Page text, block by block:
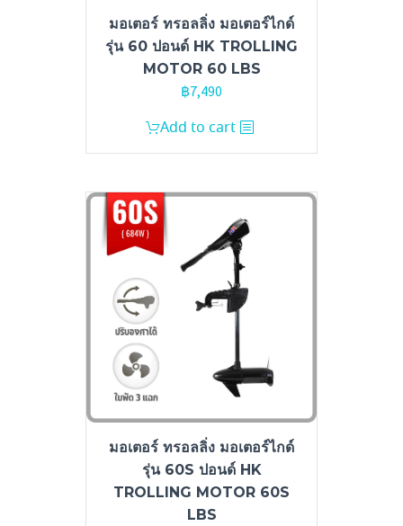
มอเตอร์ ทรอลลิ่ง มอเตอร์ไกด์
รุ่น 60 ปอนด์ HK TROLLING
MOTOR 60 LBS
฿7,490
Add to cart
มอเตอร์ ทรอลลิ่ง มอเตอร์ไกด์
รุ่น 60S ปอนด์ HK
TROLLING MOTOR 60S
LBS